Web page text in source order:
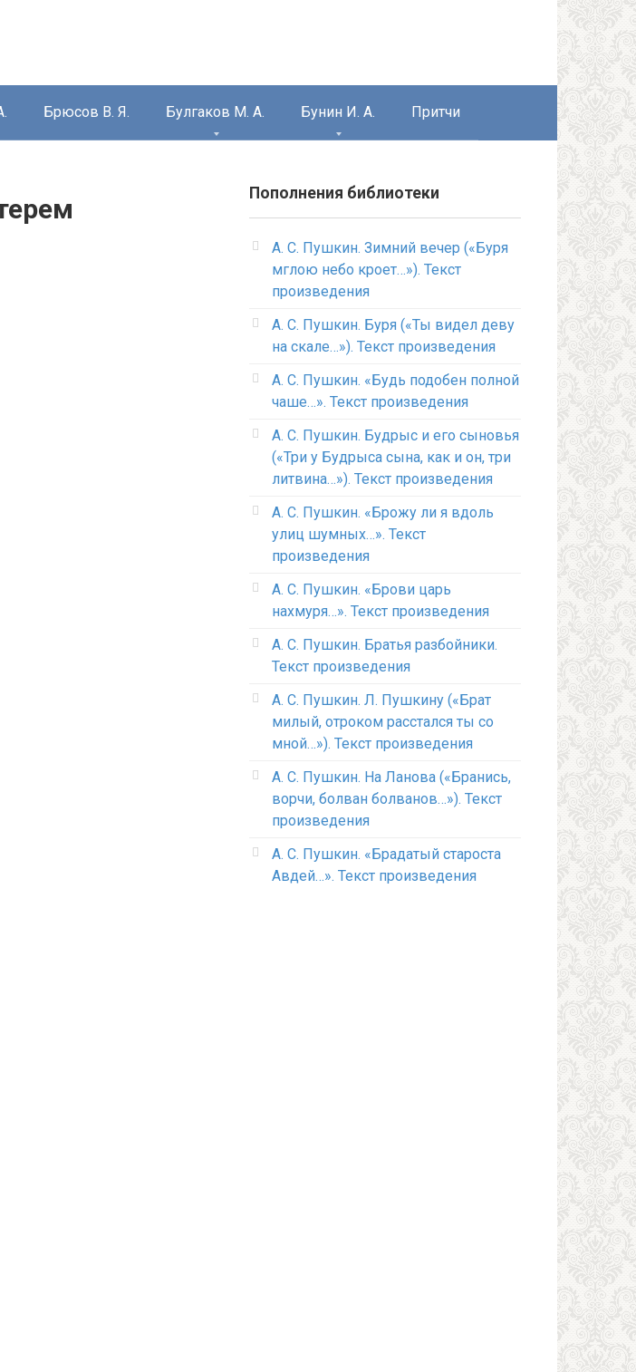
Брюсов В. Я. Булгаков М. А. Бунин И. А. Притчи
Пополнения библиотеки
А. С. Пушкин. Зимний вечер («Буря
мглою небо кроет…»). Текст
произведения
А. С. Пушкин. Буря («Ты видел деву
на скале…»). Текст произведения
А. С. Пушкин. «Будь подобен полной
чаше…». Текст произведения
А. С. Пушкин. Будрыс и его сыновья
(«Три у Будрыса сына, как и он, три
литвина…»). Текст произведения
А. С. Пушкин. «Брожу ли я вдоль
улиц шумных…». Текст
произведения
А. С. Пушкин. «Брови царь
нахмуря…». Текст произведения
А. С. Пушкин. Братья разбойники.
Текст произведения
А. С. Пушкин. Л. Пушкину («Брат
милый, отроком расстался ты со
мной…»). Текст произведения
А. С. Пушкин. На Ланова («Бранись,
ворчи, болван болванов…»). Текст
произведения
А. С. Пушкин. «Брадатый староста
Авдей…». Текст произведения